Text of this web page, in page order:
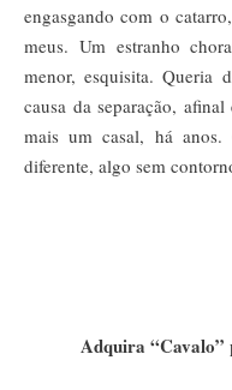
engasgando com o
meus. Um estranho
menor, esquisita. Queria
causa da separação,
mais um casal, há
diferente, algo sem
Adquira “Cavalo”